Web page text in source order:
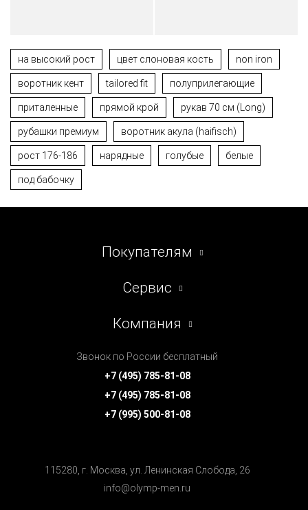
на высокий рост цвет слоновая кость non iron
воротник кент tailored fit полуприлегающие
приталенные прямой крой рукав 70 см (Long)
рубашки премиум воротник акула (haifisch)
рост 176-186 нарядные голубые белые
под бабочку
Покупателям
Сервис
Компания
Звонок по России бесплатный
+7 (495) 785-81-08
+7 (495) 785-81-08
+7 (995) 500-81-08
115280, г. Москва, ул. Ленинская Cлобода, 26
info@olymp-men.ru